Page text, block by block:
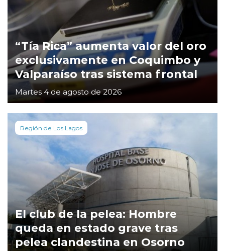
“Tía Rica” aumenta valor del oro
exclusivamente en Coquimbo y
Valparaíso tras sistema frontal
Martes 4 de agosto de 2026
Región de Los Lagos
El club de la pelea: Hombre
queda en estado grave tras
pelea clandestina en Osorno